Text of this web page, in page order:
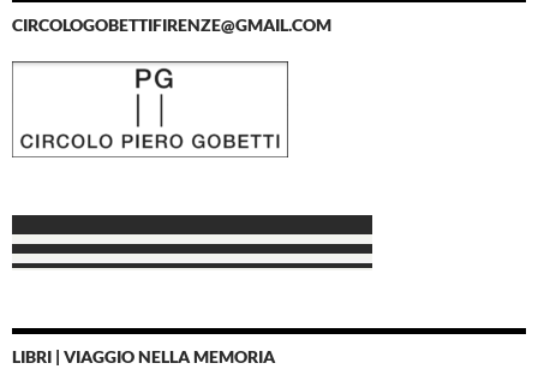
CIRCOLOGOBETTIFIRENZE@GMAIL.COM
LIBRI | VIAGGIO NELLA MEMORIA